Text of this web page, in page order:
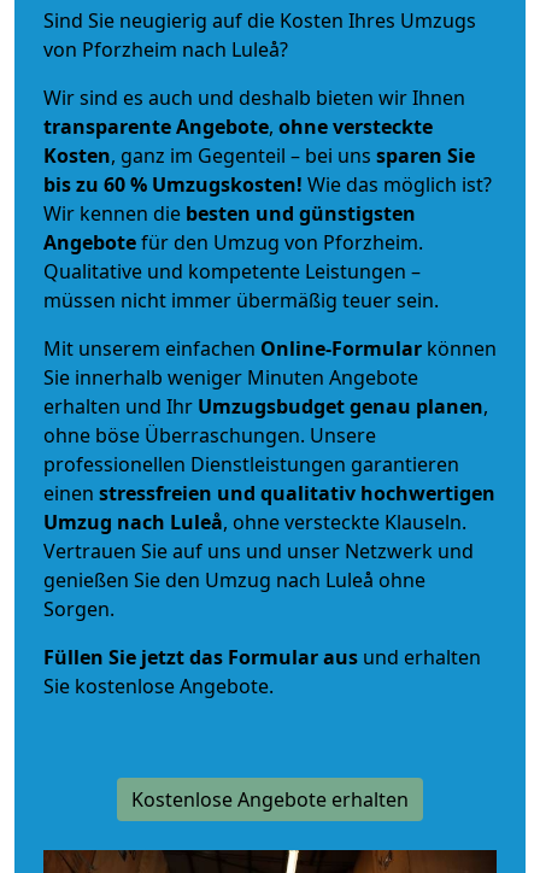
Sind Sie neugierig auf die Kosten Ihres Umzugs
von Pforzheim nach Luleå?
Wir sind es auch und deshalb bieten wir Ihnen
transparente Angebote, ohne versteckte
Kosten, ganz im Gegenteil – bei uns sparen Sie
bis zu 60 % Umzugskosten! Wie das möglich ist?
Wir kennen die besten und günstigsten
Angebotefür den Umzug von Pforzheim.
Qualitative und kompetente Leistungen –
müssen nicht immer übermäßig teuer sein.
Mit unserem einfachen Online-Formular können
Sie innerhalb weniger Minuten Angebote
erhalten und Ihr Umzugsbudgetgenau planen,
ohne böse Überraschungen. Unsere
professionellen Dienstleistungen garantieren
einen stressfreien und qualitativ hochwertigen
Umzug nach Luleå, ohne versteckte Klauseln.
Vertrauen Sie auf uns und unser Netzwerk und
genießen Sie den Umzug nach Luleå ohne
Sorgen.
Füllen Sie jetzt das Formular aus und erhalten
Sie kostenlose Angebote.
Kostenlose Angebote erhalten